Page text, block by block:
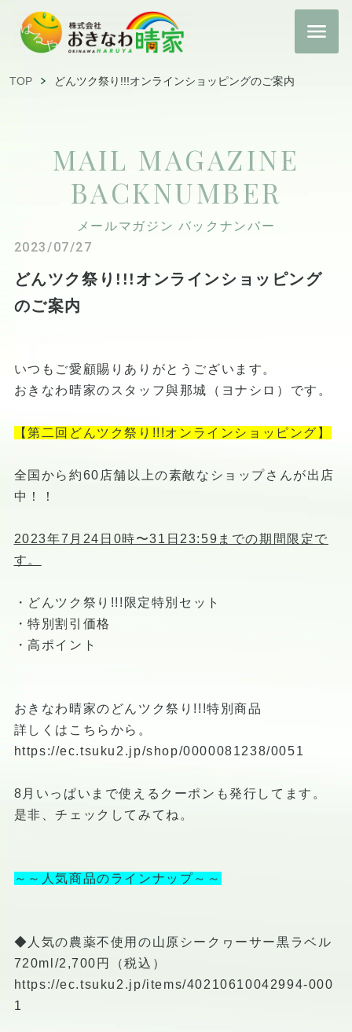
TOP どんツク祭り!!!オンラインショッピングのご案内
MAIL MAGAZINE
BACKNUMBER
メールマガジン バックナンバー
2023/07/27
どんツク祭り!!!オンラインショッピング
のご案内
いつもご愛顧賜りありがとうございます。
おきなわ晴家のスタッフ與那城（ヨナシロ）です。
【第二回どんツク祭り!!!オンラインショッピング】
全国から約60店舗以上の素敵なショップさんが出店
中！！
2023年7月24日0時〜31日23:59までの期間限定で
す。
・どんツク祭り!!!限定特別セット
​・特別割引価格
​・高ポイント
おきなわ晴家のどんツク祭り!!!特別商品
詳しくはこちらから。
https://ec.tsuku2.jp/shop/0000081238/0051
8月いっぱいまで使えるクーポンも発行してます。
是非、チェックしてみてね。
～～人気商品のラインナップ～～
◆人気の農薬不使用の山原シークヮーサー黒ラベル
720ml/2,700円（税込）
https://ec.tsuku2.jp/items/40210610042994-000
1